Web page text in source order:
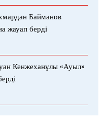
Байманов
жауап берді
Кенжеханұлы «Ауыл»